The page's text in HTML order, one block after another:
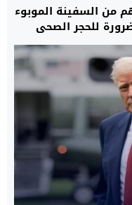
من السفينة الموبوء
للحجر الصحي